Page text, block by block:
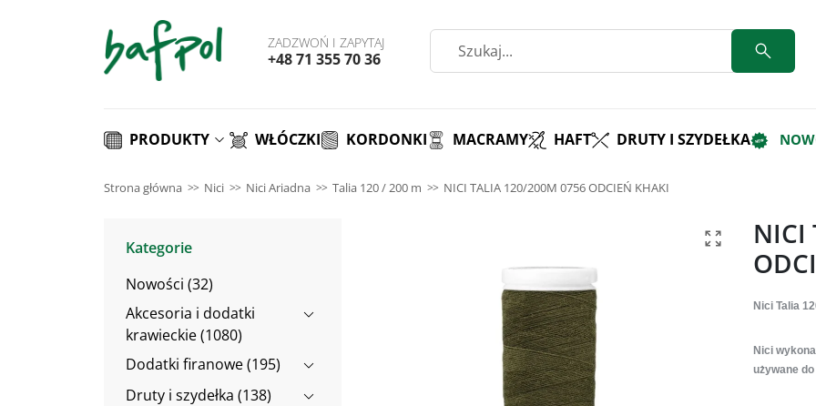
ZADZWOŃ I ZAPYTAJ
+48 71 355 70 36
PRODUKTY WŁÓCZKI KORDONKI MACRAMY HAFT DRUTY I SZYDEŁKA
Strona główna Nici Nici Ariadna Talia 120 / 200 m NICI TALIA 120/200M 0756 ODCIEŃ KHAKI
Kategorie
Nowości (32)
Akcesoria i dodatki
krawieckie (1080)
Dodatki firanowe (195)
Druty i szydełka (138)
NICI
Nici Talia
Nici
używane